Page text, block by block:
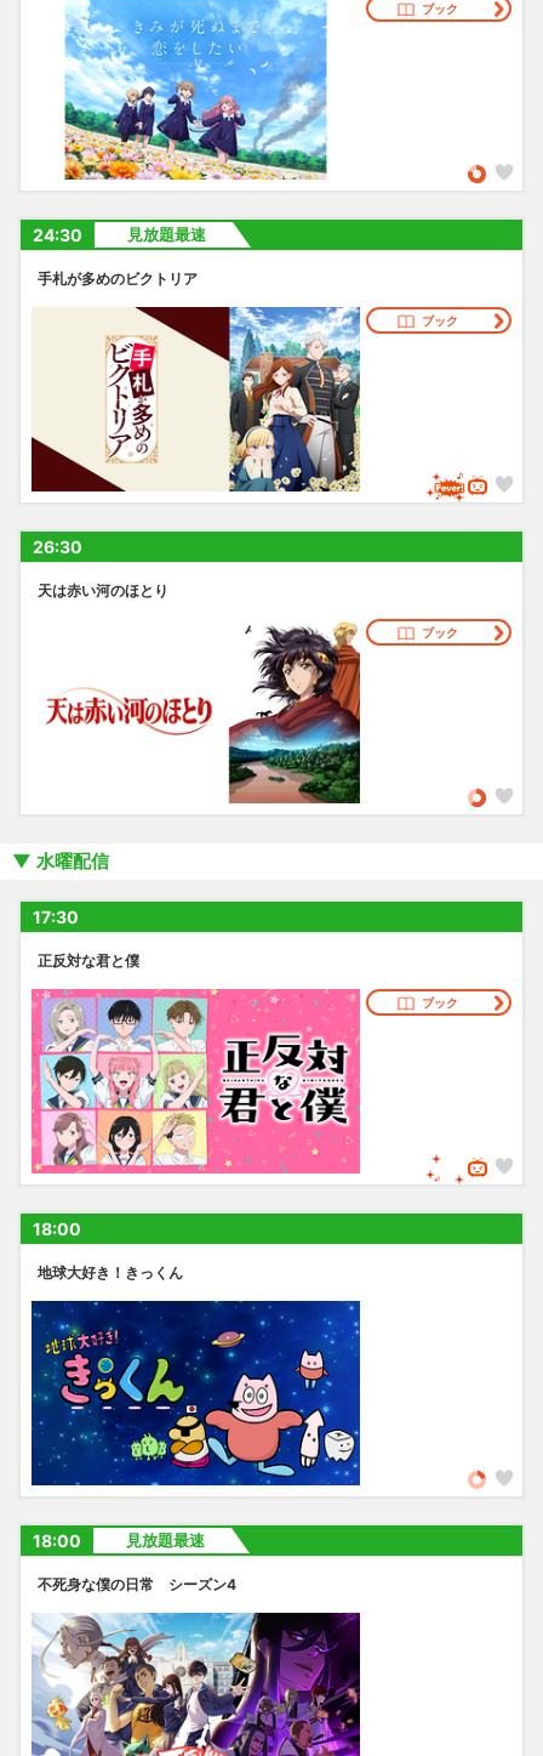
ブック
24:30 見放題最速
手札が多めのビクトリア
ブック
26:30
天は赤い河のほとり
ブック
水曜配信
17:30
正反対な君と僕
ブック
18:00
地球大好き！きっくん
18:00 見放題最速
不死身な僕の日常 シーズン4